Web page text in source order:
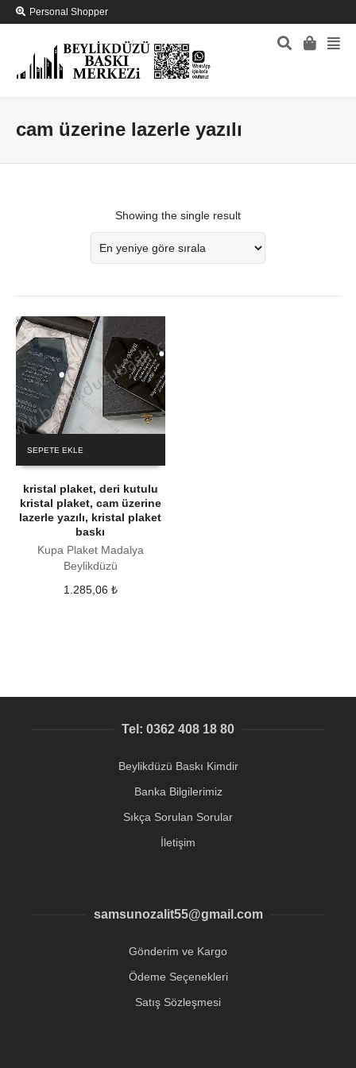
Personal Shopper
cam üzerine lazerle yazılı
Showing the single result
SEPETE EKLE
kristal plaket, deri kutulu
kristal plaket, cam üzerine
lazerle yazılı, kristal plaket
baskı
Kupa Plaket Madalya
Beylikdüzü
1.285,06 ₺
Tel: 0362 408 18 80
Beylikdüzü Baskı Kimdir
Banka Bilgilerimiz
Sıkça Sorulan Sorular
İletişim
samsunozalit55@gmail.com
Gönderim ve Kargo
Ödeme Seçenekleri
Satış Sözleşmesi